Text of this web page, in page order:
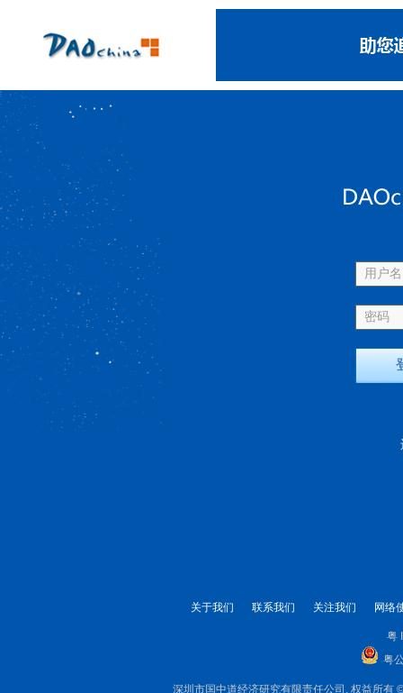
用户
密码
关于我们 联系我们 关注我们 网络
粤
粤
深圳市国中道经济研究有限责任公司. 权益所